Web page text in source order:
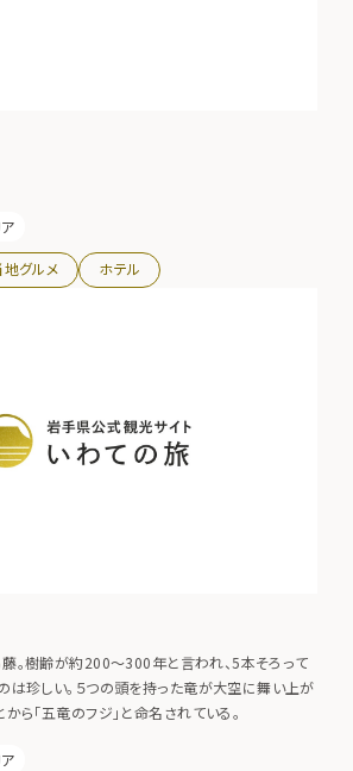
地グルメ ホテル
。樹齢が約200～300年と言われ、5本そろって
は珍しい。５つの頭を持った竜が大空に舞い上が
ら「五竜のフジ」と命名されている。